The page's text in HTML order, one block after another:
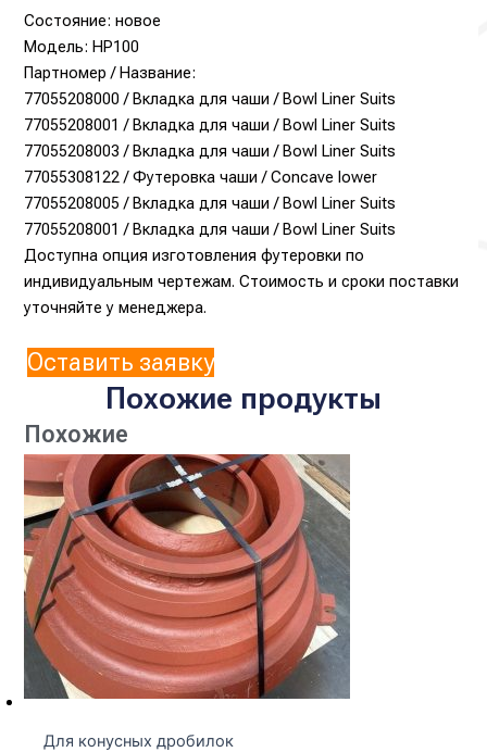
Состояние: новое
Модель: HP100
Партномер / Название:
77055208000 / Вкладка для чаши / Bowl Liner Suits
77055208001 / Вкладка для чаши / Bowl Liner Suits
77055208003 / Вкладка для чаши / Bowl Liner Suits
77055308122 / Футеровка чаши / Concave lower
77055208005 / Вкладка для чаши / Bowl Liner Suits
77055208001 / Вкладка для чаши / Bowl Liner Suits
Доступна опция изготовления футеровки по
индивидуальным чертежам. Стоимость и сроки поставки
уточняйте у менеджера.
Оставить заявку
Похожие продукты
Похожие
Для конусных дробилок